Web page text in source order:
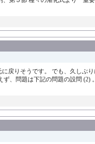
戻りそうです。 でも、久しぶ
、問題は下記の問題の設問